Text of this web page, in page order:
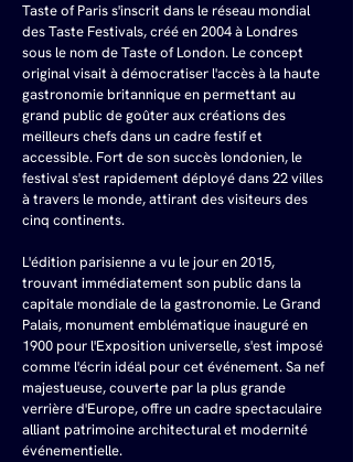
Taste of Paris s'inscrit dans le réseau mondial
des Taste Festivals, créé en 2004 à Londres
sous le nom de Taste of London. Le concept
original visait à démocratiser l'accès à la haute
gastronomie britannique en permettant au
grand public de goûter aux créations des
meilleurs chefs dans un cadre festif et
accessible. Fort de son succès londonien, le
festival s'est rapidement déployé dans 22 villes
à travers le monde, attirant des visiteurs des
cinq continents.
L'édition parisienne a vu le jour en 2015,
trouvant immédiatement son public dans la
capitale mondiale de la gastronomie. Le Grand
Palais, monument emblématique inauguré en
1900 pour l'Exposition universelle, s'est imposé
comme l'écrin idéal pour cet événement. Sa nef
majestueuse, couverte par la plus grande
verrière d'Europe, offre un cadre spectaculaire
alliant patrimoine architectural et modernité
événementielle.